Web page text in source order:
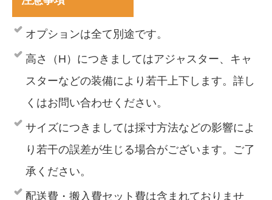
オプションは全て別途です。
高さ（H）につきましてはアジャスター、キャ
スターなどの装備により若干上下します。詳し
くはお問い合わせください。
サイズにつきましては採寸方法などの影響によ
り若干の誤差が生じる場合がございます。ご了
承ください。
配送費・搬入費セット費は含まれておりませ